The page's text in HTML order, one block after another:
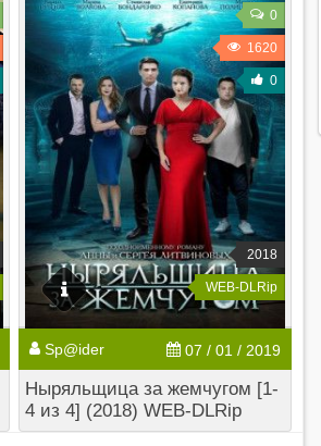
0
1620
0
2018
WEB-DLRip
Sp@ider 07 / 01 / 2019
Ныряльщица за жемчугом [1-
4 из 4] (2018) WEB-DLRip